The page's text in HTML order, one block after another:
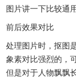
图片讲一下比较通
前后效果对比
处理图片时，抠图
象素对比强烈的，
但是对于人物飘飘